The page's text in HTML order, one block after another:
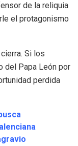
de la reliquia
el protagonismo
Si los
del Papa León por
perdida